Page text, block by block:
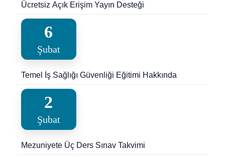
Ücretsiz Açık Erişim Yayın Desteği
6
Şubat
Temel İş Sağlığı Güvenliği Eğitimi Hakkında
2
Şubat
Mezuniyete Üç Ders Sınav Takvimi